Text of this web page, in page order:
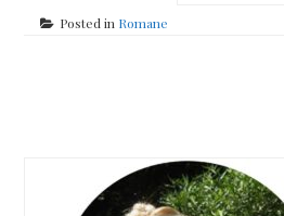
Posted in Romane
navigation